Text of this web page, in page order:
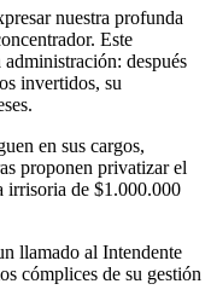
nuestra profunda
Este
después
invertidos, su
en sus cargos,
proponen privatizar el
irrisoria de $1.000.000
llamado al Intendente
cómplices de su gestión